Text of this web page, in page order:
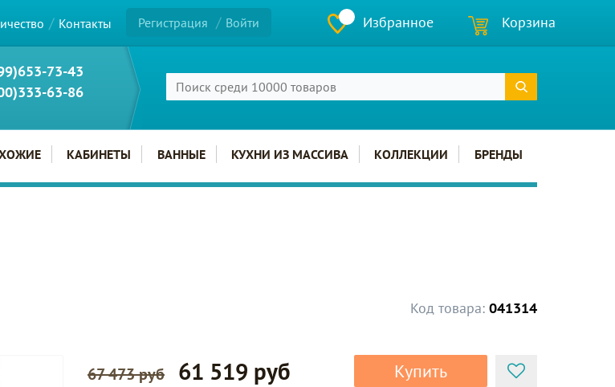
Контакты Регистрация Войти Избранное Корзина
73-43
63-86
КАБИНЕТЫ ВАННЫЕ КУХНИ ИЗ МАССИВА КОЛЛЕКЦИИ БРЕНДЫ
Код товара: 041314
67 473 руб 61 519 руб Купить